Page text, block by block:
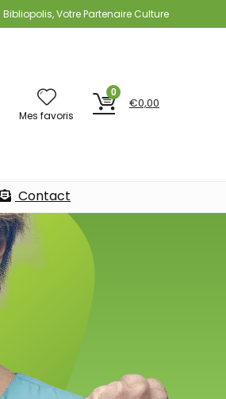
Bibliopolis, Votre Partenaire Culture
Mes favoris
0
€0,00
Contact